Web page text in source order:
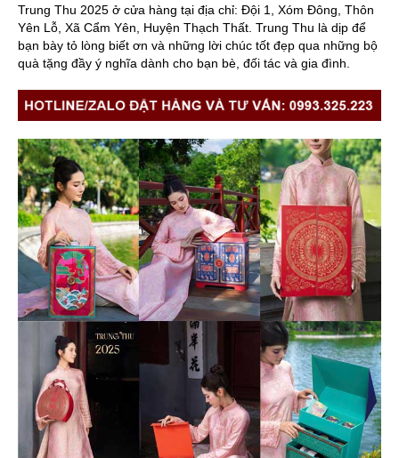
Trung Thu 2025 ở cửa hàng tại địa chỉ: Đội 1, Xóm Đông, Thôn
Yên Lỗ, Xã Cẩm Yên, Huyện Thạch Thất. Trung Thu là dịp để
bạn bày tỏ lòng biết ơn và những lời chúc tốt đẹp qua những bộ
quà tặng đầy ý nghĩa dành cho bạn bè, đối tác và gia đình.